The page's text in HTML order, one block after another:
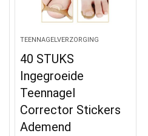
TEENNAGELVERZORGING
40 STUKS
Ingegroeide
Teennagel
Corrector Stickers
Ademend